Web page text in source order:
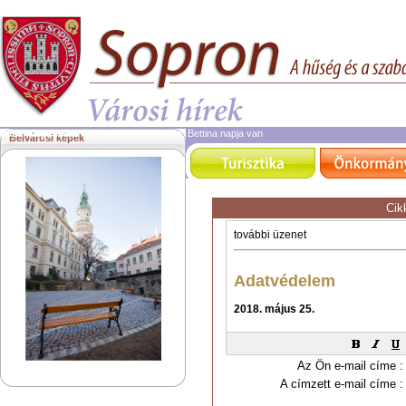
2026. augusztus 6.csütörtök | ma Berta, Bettina napja van
Belvárosi képek
Az Ön e-mail címe :
A címzett e-mail címe :